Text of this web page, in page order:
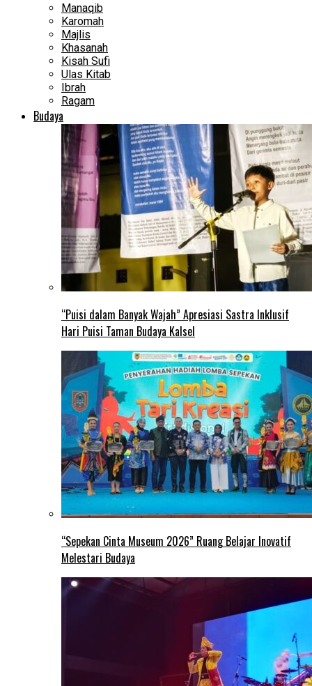
Manaqib
Karomah
Majlis
Khasanah
Kisah Sufi
Ulas Kitab
Ibrah
Ragam
Budaya
“Puisi dalam Banyak Wajah” Apresiasi Sastra Inklusif
Hari Puisi Taman Budaya Kalsel
“Sepekan Cinta Museum 2026” Ruang Belajar Inovatif
Melestari Budaya